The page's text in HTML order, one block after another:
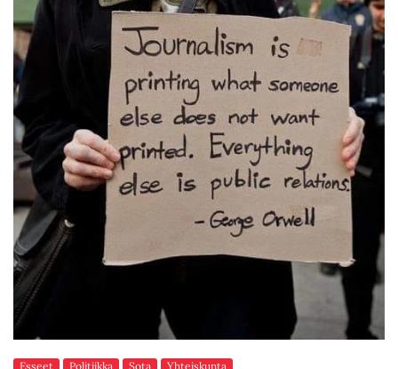
Esseet Politiikka Sota Yhteiskunta